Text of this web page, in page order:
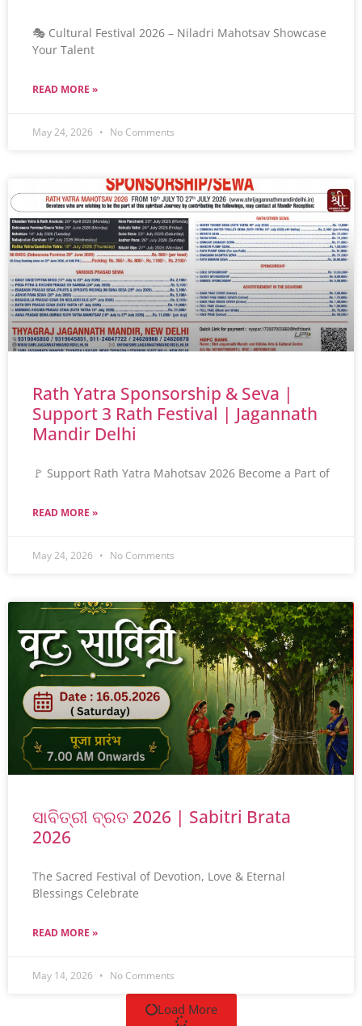
🎭 Cultural Festival 2026 – Niladri Mahotsav Showcase
Your Talent
READ MORE »
May 24, 2026 No Comments
Rath Yatra Sponsorship & Seva |
Support 3 Rath Festival | Jagannath
Mandir Delhi
🚩 Support Rath Yatra Mahotsav 2026 Become a Part of
READ MORE »
May 24, 2026 No Comments
ସାବିତ୍ରୀ ବ୍ରତ 2026 | Sabitri Brata
2026
The Sacred Festival of Devotion, Love & Eternal
Blessings Celebrate
READ MORE »
May 14, 2026 No Comments
Load More